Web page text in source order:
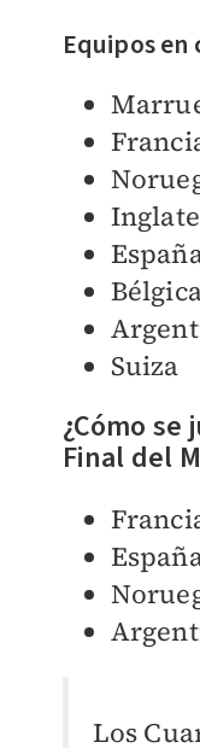
Equipos
Suiza
¿Cómo se
Final del
Los